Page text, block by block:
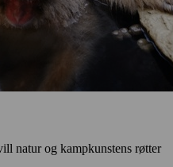
natur og kampkunstens røtter